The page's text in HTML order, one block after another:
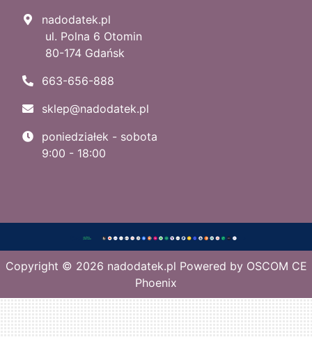
nadodatek.pl
ul. Polna 6 Otomin
80-174 Gdańsk
663-656-888
sklep@nadodatek.pl
poniedziałek - sobota
9:00 - 18:00
Copyright © 2026 nadodatek.pl Powered by OSCOM CE
Phoenix